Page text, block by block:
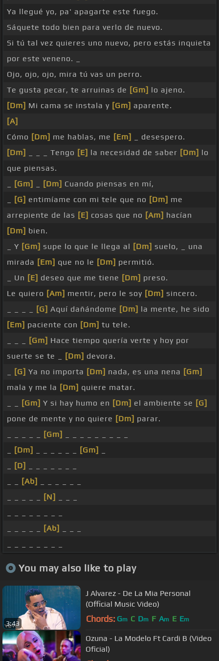
Ya llegué yo, pa' apagarte este fuego.
Sáquete todo bien para verlo de nuevo.
Si tú tal vez quieres uno nuevo, pero estás inquieta
por este veneno. _
Ojo, ojo, ojo, mira tú vas un perro.
Te gusta pecar, te arruinas de [Gm] lo ajeno.
[Dm] Mi cama se instala y [Gm] aparente.
[A]
Cómo [Dm] me hablas, me [Em]
_ desespero.
[Dm]
_ _ _ Tengo [E] la necesidad de saber [Dm] lo
que piensas.
[Gm] [Dm] Cuando piensas en mí,
[G] entimíame con mi tele que no [Dm] me
arrepiente de las [E] cosas que no [Am] hacían
[Dm] bien.
_ Y [Gm] supe lo que le llega al [Dm] suelo, _ una
mirada [Em] que no le [Dm] permitió.
_ Un [E] deseo que me tiene [Dm] preso.
Le quiero [Am] mentir, pero le soy [Dm] sincero.
[G] Aquí dañándome [Dm] la mente, he sido
[Em] paciente con [Dm] tu tele.
[Gm] Hace tiempo quería verte y hoy por
suerte se te _
[Dm] devora.
[G] Ya no importa [Dm] nada, es una nena [Gm]
mala y me la [Dm] quiere matar.
[Gm] Y si hay humo en [Dm] el ambiente se [G]
pone de mente y no quiere [Dm] parar.
[Gm]
[Dm] [Gm]
[D]
[Ab]
[N]
[Ab]
You may also like to play
3:43
J Alvarez - De La Mia Personal
(Official Music Video)
Chords: Gm C Dm F Am E Em
Ozuna - La Modelo Ft Cardi B (Video
Oficial)